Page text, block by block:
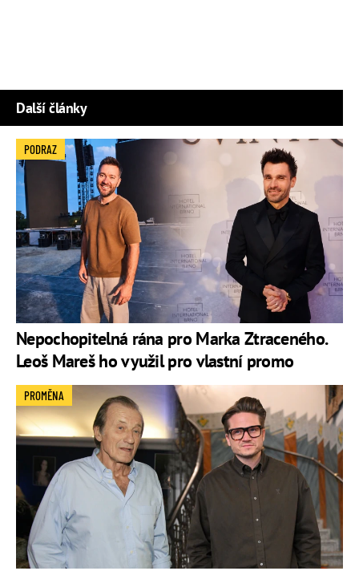
Další články
Nepochopitelná rána pro Marka Ztraceného.
Leoš Mareš ho využil pro vlastní promo
PODRAZ
PROMĚNA